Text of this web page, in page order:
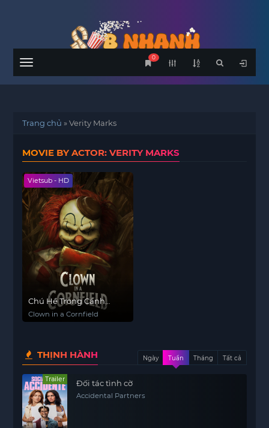
Menu
0
Trang chủ »Verity Marks
MOVIE BY ACTOR: VERITY MARKS
Vietsub - HD
Chú Hề Trong Cánh
Đồng Ngô
Clown in a Cornfield
THỊNH HÀNH Ngày Tuần Tháng Tất cả
Trailer Đối tác tình cờ
Accidental Partners